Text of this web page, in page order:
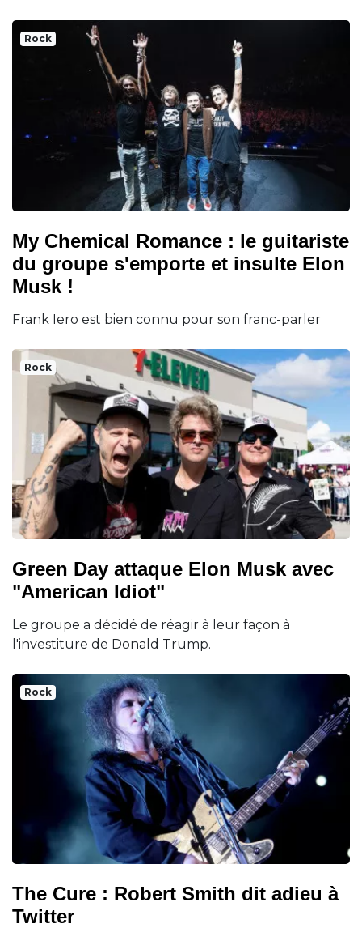
Rock
My Chemical Romance : le guitariste
du groupe s'emporte et insulte Elon
Musk !
Frank Iero est bien connu pour son franc-parler
Rock
Green Day attaque Elon Musk avec
"American Idiot"
Le groupe a décidé de réagir à leur façon à
l'investiture de Donald Trump.
Rock
The Cure : Robert Smith dit adieu à
Twitter